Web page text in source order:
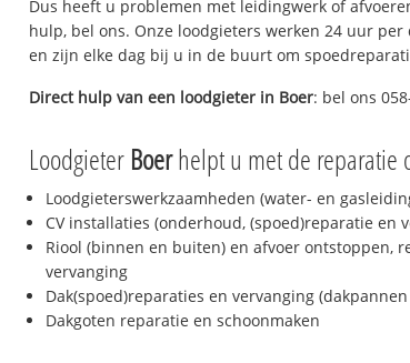
Dus heeft u problemen met leidingwerk of
hulp, bel ons. Onze loodgieters werken 24 uur per
en zijn elke dag bij u in de buurt om
Direct hulp van een loodgieter in Boer: bel ons
Loodgieter Boerhelpt u met de reparatie
Loodgieterswerkzaamheden (water- en
CV installaties (onderhoud, (spoed)reparatie en
Riool (binnen en buiten) en afvoer ontstoppen,
vervanging
Dak(spoed)reparaties en vervanging
Dakgoten reparatie en schoonmaken